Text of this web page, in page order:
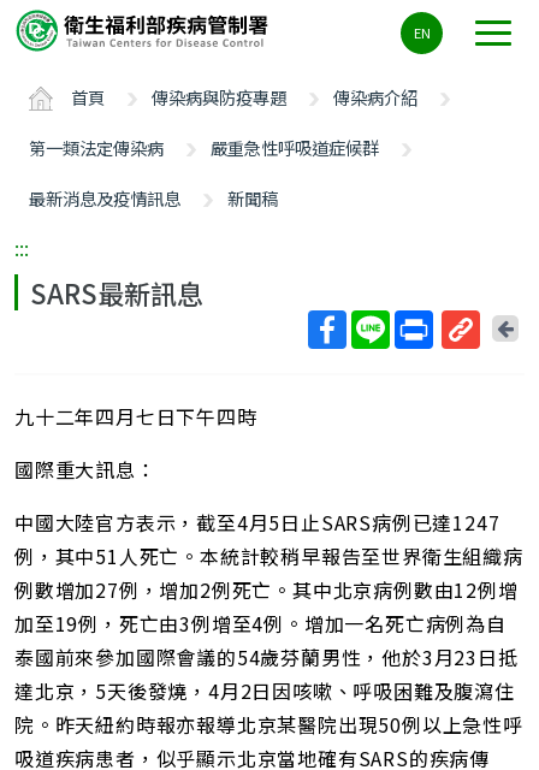
要
ALT+C
EN
首頁 傳染病與防疫專題
傳染病介紹
第一類法定傳染病
嚴重急性呼吸道症候群
最新消息及疫情訊息
新聞稿
:::
SARS最新訊息
回
九十二年四月七日下午四時
國際重大訊息：
中國大陸官方表示，截至4月5日止SARS病例已達1247
例，其中51人死亡。本統計較稍早報告至世界衛生組織病
例數增加27例，增加2例死亡。其中北京病例數由12例增
加至19例，死亡由3例增至4例。增加一名死亡病例為自
泰國前來參加國際會議的54歲芬蘭男性，他於3月23日抵
達北京，5天後發燒，4月2日因咳嗽、呼吸困難及腹瀉住
院。昨天紐約時報亦報導北京某醫院出現50例以上急性呼
吸道疾病患者，似乎顯示北京當地確有SARS的疾病傳